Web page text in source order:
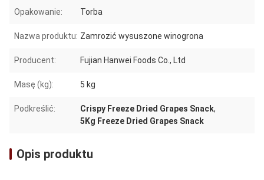
Opakowanie: Torba
Nazwa produktu: Zamrozić wysuszone winogrona
Producent: Fujian Hanwei Foods Co., Ltd
Masę (kg): 5 kg
Podkreślić: Crispy Freeze Dried Grapes Snack,
5Kg Freeze Dried Grapes Snack
Opis produktu